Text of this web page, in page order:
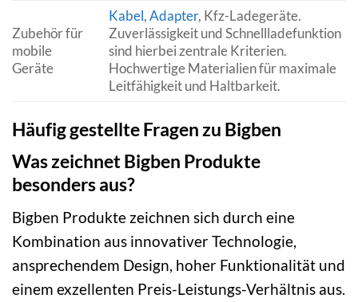
Zubehör für
mobile
Geräte
Kabel,Adapter, Kfz-Ladegeräte.
Zuverlässigkeit und Schnellladefunktion
sind hierbei zentrale Kriterien.
Hochwertige Materialien für maximale
Leitfähigkeit und Haltbarkeit.
Häufig gestellte Fragen zu Bigben
Was zeichnet Bigben Produkte
besonders aus?
Bigben Produkte zeichnen sich durch eine
Kombination aus innovativer Technologie,
ansprechendem Design, hoher Funktionalität und
einem exzellenten Preis-Leistungs-Verhältnis aus.